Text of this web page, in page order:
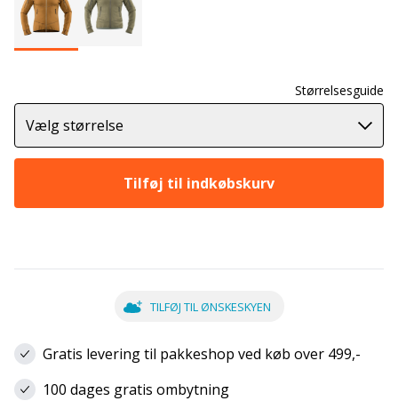
Størrelsesguide
Vælg størrelse
Tilføj til indkøbskurv
TILFØJ TIL ØNSKESKYEN
Gratis levering til pakkeshop ved køb over 499,-
100 dages gratis ombytning